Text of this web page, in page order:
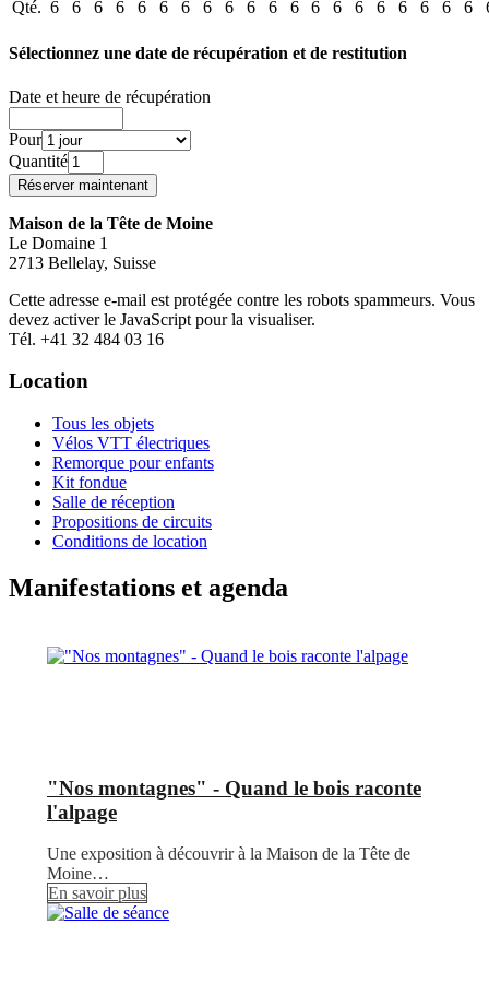
Qté. 6 6 6 6 6 6 6 6 6 6 6 6 6 6 6 6 6 6 6 6
Sélectionnez une date de récupération et de restitution
Date et heure de récupération
Pour
Quantité
Maison de la Tête de Moine
Le Domaine 1
2713 Bellelay, Suisse
Cette adresse e-mail est protégée contre les robots spammeurs. Vous
devez activer le JavaScript pour la visualiser.
Tél. +41 32 484 03 16
Location
Tous les objets
Vélos VTT électriques
Remorque pour enfants
Kit fondue
Salle de réception
Propositions de circuits
Conditions de location
Manifestations et agenda
"Nos montagnes" - Quand le bois raconte
l'alpage
Une exposition à découvrir à la Maison de la Tête de
Moine…
En savoir plus